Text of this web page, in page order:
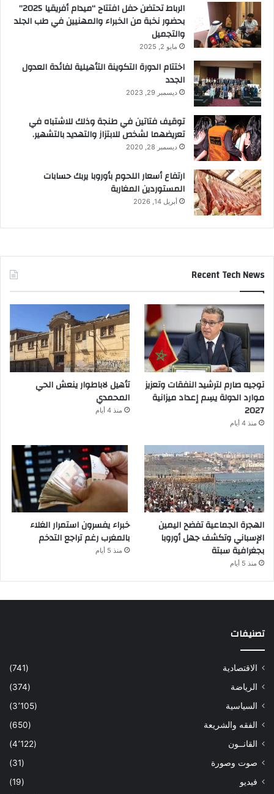
الرباط تحتضن حفل افتتاح “ميدام أفريقيا 2025”
بحضور نخبة من الخبراء والمهنيين في طب الجلد
والتجميل
مايو 2, 2025
اختتام الدورة التكوينة التأهيلية لفائدة العدول
الجدد
ديسمبر 29, 2023
توقيف فتاتين في طنجة وذلك للاشتباه في
تعريضهما لشخص للابتزاز والتهديد بالتشهير.
ديسمبر 28, 2020
ارتفاع أسعار اللحوم بأوروبا يربك حسابات
المستوردين المغاربة
أبريل 14, 2026
Recent Tech News
توجيه صارم لترشيد النفقات وتعزيز
موارد الدولة يسِم إعداد ميزانية
2027
منذ 4 أيام
تأهيل لاباطوار ينعش الحي
المحمدي
منذ 4 أيام
الهجرة الجماعية تفضح اليمين
الإسباني وتكشف جهل أوروبا
بجغرافية سبتة
منذ 5 أيام
خبراء يفسرون استمرار الغلاء
بالمغرب رغم تراجع التدخم
منذ 5 أيام
تصنيفات
الاقتصادية
(741)
الرياضة
(374)
السياسية
(3٬105)
الفقه والشريعة
(650)
القانــون
(4٬122)
صوت وصورة
(31)
فيديو
(19)